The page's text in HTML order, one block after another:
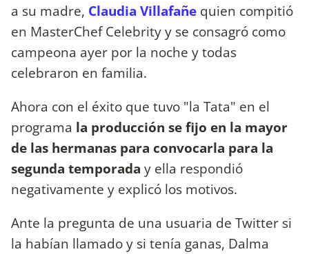
a su madre, Claudia Villafañe quien compitió
en MasterChef Celebrity y se consagró como
campeona ayer por la noche y todas
celebraron en familia.
Ahora con el éxito que tuvo "la Tata" en el
programa la producción se fijo en la mayor
de las hermanas para convocarla para la
segunda temporada y ella respondió
negativamente y explicó los motivos.
Ante la pregunta de una usuaria de Twitter si
la habían llamado y si tenía ganas, Dalma